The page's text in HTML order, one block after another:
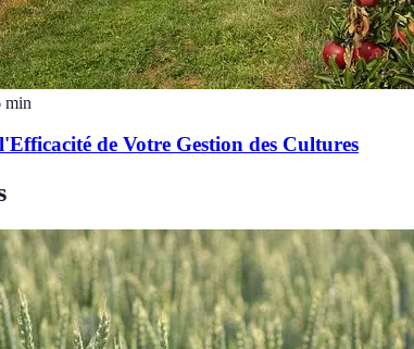
min
de Votre Gestion des Cultures